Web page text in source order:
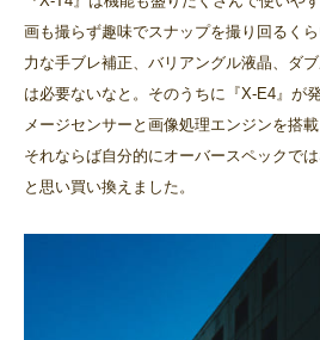
画も撮らず趣味でスナップを撮り回るく
力な手ブレ補正、バリアングル液晶、ダ
は必要ないなと。そのうちに『X-E4』が
メージセンサーと画像処理エンジンを搭
それならば自分的にオーバースペックで
と思い買い換えました。